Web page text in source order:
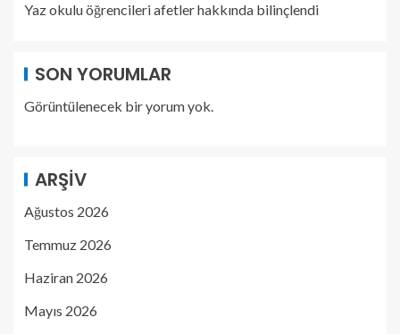
Yaz okulu öğrencileri afetler hakkında bilinçlendi
SON YORUMLAR
Görüntülenecek bir yorum yok.
ARŞIV
Ağustos 2026
Temmuz 2026
Haziran 2026
Mayıs 2026